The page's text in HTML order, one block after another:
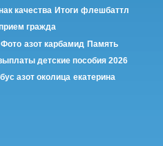
качества Итоги флешбаттл
гражда
Фото азот карбамид Память
детские пособия 2026
азот околица екатерина